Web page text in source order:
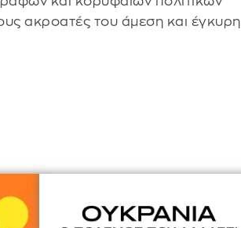
ακροατές του άμεση και έγκυρη